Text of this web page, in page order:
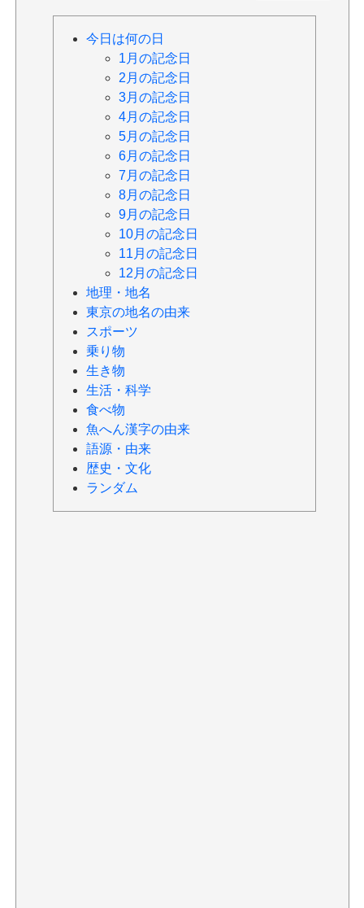
今日は何の日
1月の記念日
2月の記念日
3月の記念日
4月の記念日
5月の記念日
6月の記念日
7月の記念日
8月の記念日
9月の記念日
10月の記念日
11月の記念日
12月の記念日
地理・地名
東京の地名の由来
スポーツ
乗り物
生き物
生活・科学
食べ物
魚へん漢字の由来
語源・由来
歴史・文化
ランダム